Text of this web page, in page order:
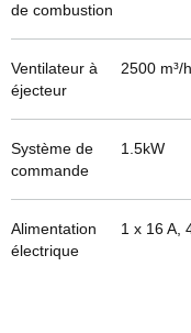
de combustion
Ventilateur à
éjecteur
2500 m³/
Système de
commande
1.5kW
Alimentation
électrique
1 x 16 A,